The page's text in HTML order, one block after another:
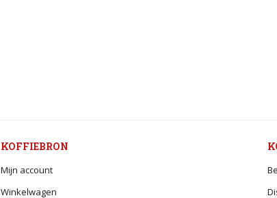
KOFFIEBRON
Mijn account
Winkelwagen